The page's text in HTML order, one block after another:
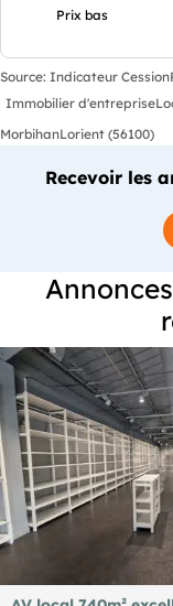
Prix bas
Source: Indicateur
Immobilier d'entreprise
MorbihanLorient (56100)
Recevoir les